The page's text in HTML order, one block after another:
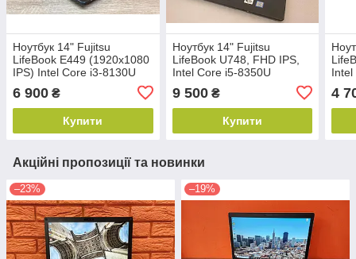
Ноутбук 14" Fujitsu
LifeBook E449 (1920х1080
IPS) Intel Core i3-8130U
3.4GHz, DDR4 8ГБ, SSD
256ГБ, 4G, Win11
6 900 ₴
Купити
Ноутбук 14" Fujitsu
LifeBook U748, FHD IPS,
Intel Core i5-8350U
3.6GHz, DDR4 8ГБ, SSD
256ГБ, Win11
9 500₴
Купити
Intel
4
Акційні пропозиції та новинки
–23% –19%